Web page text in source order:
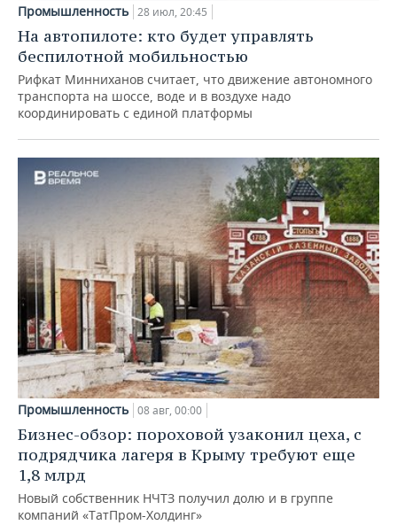
Промышленность 28 июл, 20:45
На автопилоте: кто будет управлять
беспилотной мобильностью
Рифкат Минниханов считает, что движение автономного
транспорта на шоссе, воде и в воздухе надо
координировать с единой платформы
Промышленность 08 авг, 00:00
Бизнес-обзор: пороховой узаконил цеха, с
подрядчика лагеря в Крыму требуют еще
1,8 млрд
Новый собственник НЧТЗ получил долю и в группе
компаний «ТатПром-Холдинг»